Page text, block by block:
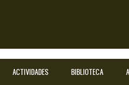
ACTIVIDADES BIBLIOTECA